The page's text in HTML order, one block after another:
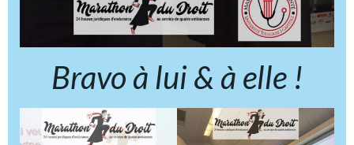
Bravo à lui & à elle !